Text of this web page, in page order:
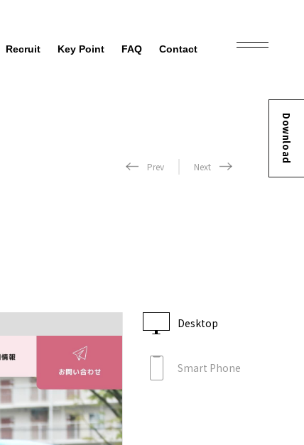
Recruit Key Point FAQ Contact
Download
Prev Next
Desktop
Smart Phone